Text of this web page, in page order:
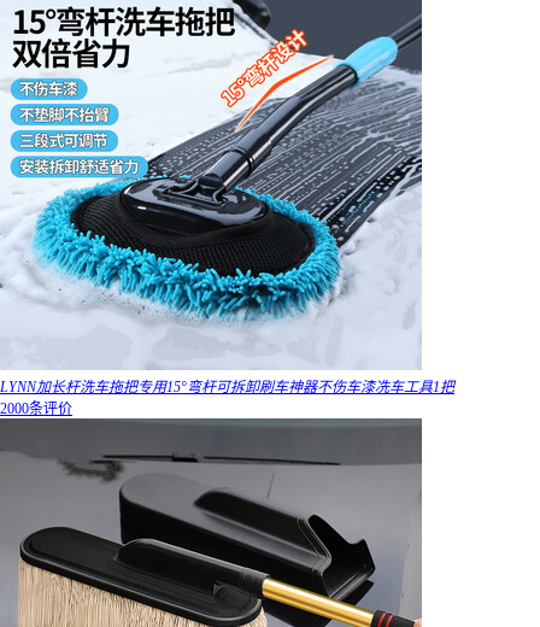
LYNN加长杆洗车拖把专用15°弯杆可拆卸刷车神器不伤车漆冼车工具1把
2000条评价